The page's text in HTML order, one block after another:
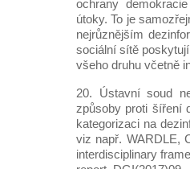
ochrany
útoky. To je
nejrůznějším
sociální sítě
všeho druhu včetně
20. Ústavní soud
způsoby proti šíření
kategorizaci na
viz např. WARDLE,
interdisciplinary